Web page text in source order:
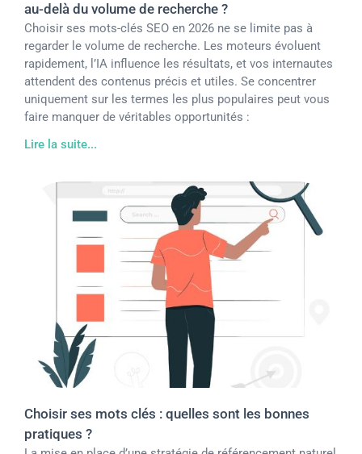
au-delà du volume de recherche ?
Choisir ses mots-clés SEO en 2026 ne se limite pas à
regarder le volume de recherche. Les moteurs évoluent
rapidement, l’IA influence les résultats, et vos internautes
attendent des contenus précis et utiles. Se concentrer
uniquement sur les termes les plus populaires peut vous
faire manquer de véritables opportunités :
Lire la suite...
Choisir ses mots clés : quelles sont les bonnes
pratiques ?